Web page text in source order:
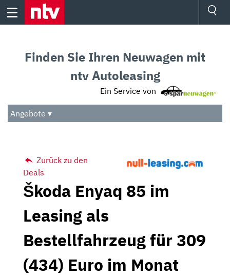
Skip
Audio
Das Beste
Finden Sie Ihren Neuwagen mit
ntv Autoleasing
Ein Service von
Angebote ▾
Zurück zu den
Deals
Škoda Enyaq 85 im
Leasing als
Bestellfahrzeug für 309
(434) Euro im Monat